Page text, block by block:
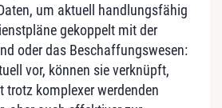
um aktuell handlungsfähig
gekoppelt mit der
oder das Beschaffungswesen:
vor, können sie verknüpft,
trotz komplexer werdenden